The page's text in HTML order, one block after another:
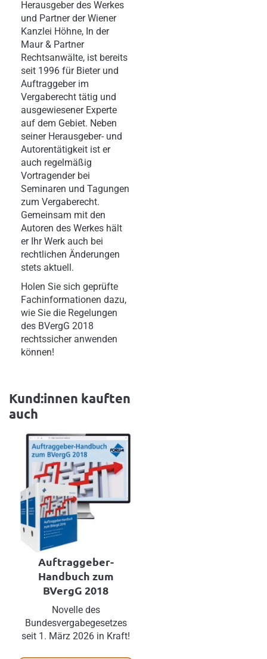
Herausgeber des Werkes
und Partner der Wiener
Kanzlei Höhne, In der
Maur & Partner
Rechtsanwälte, ist bereits
seit 1996 für Bieter und
Auftraggeber im
Vergaberecht tätig und
ausgewiesener Experte
auf dem Gebiet. Neben
seiner Herausgeber- und
Autorentätigkeit ist er
auch regelmäßig
Vortragender bei
Seminaren und Tagungen
zum Vergaberecht.
Gemeinsam mit den
Autoren des Werkes hält
er Ihr Werk auch bei
rechtlichen Änderungen
stets aktuell.
Holen Sie sich geprüfte
Fachinformationen dazu,
wie Sie die Regelungen
des BVergG 2018
rechtssicher anwenden
können!
Kund:innen kauften
auch
Auftraggeber-
Handbuch zum
BVergG 2018
Novelle des
Bundesvergabegesetzes
seit 1. März 2026 in Kraft!